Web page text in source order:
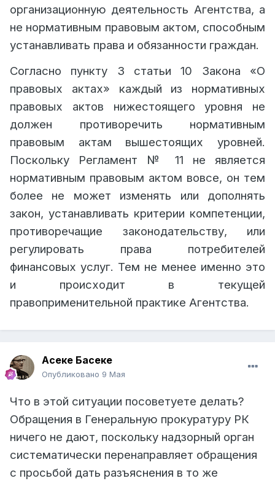
организационную деятельность Агентства, а
не нормативным правовым актом, способным
устанавливать права и обязанности граждан.
Согласно пункту 3 статьи 10 Закона «О
правовых актах» каждый из нормативных
правовых актов нижестоящего уровня не
должен противоречить нормативным
правовым актам вышестоящих уровней.
Поскольку Регламент № 11 не является
нормативным правовым актом вовсе, он тем
более не может изменять или дополнять
закон, устанавливать критерии компетенции,
противоречащие законодательству, или
регулировать права потребителей
финансовых услуг. Тем не менее именно это
и происходит в текущей
правоприменительной практике Агентства.
Асеке Басеке
Опубликовано 9 Мая
Что в этой ситуации посоветуете делать?
Обращения в Генеральную прокуратуру РК
ничего не дают, поскольку надзорный орган
систематически перенаправляет обращения
с просьбой дать разъяснения в то же